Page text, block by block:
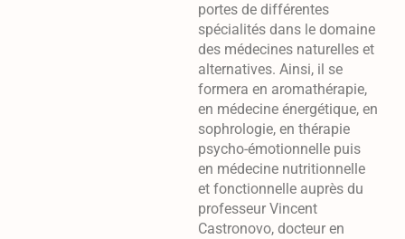
portes de différentes
spécialités dans le domaine
des médecines naturelles et
alternatives. Ainsi, il se
formera en aromathérapie,
en médecine énergétique, en
sophrologie, en thérapie
psycho-émotionnelle puis
en médecine nutritionnelle
et fonctionnelle auprès du
professeur Vincent
Castronovo, docteur en